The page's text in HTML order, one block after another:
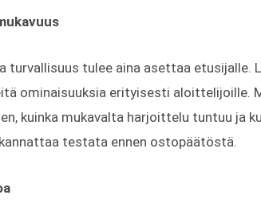
turvallisuus tulee aina asettaa etusijalle.
ominaisuuksia erityisesti aloittelijoille.
kuinka mukavalta harjoittelu tuntuu ja
testata ennen ostopäätöstä.